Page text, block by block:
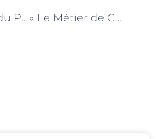
« La Culture du Pourboire : Réflexions des Barmans sur la Reconnaissance Financière » « Le Métier de Caviste à Paris : Au Cœur de la Culture Vinicole »